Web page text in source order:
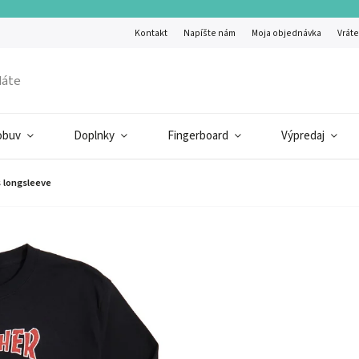
Kontakt Napíšte nám Moja objednávka
Doplnky Fingerboard Výpredaj
longsleeve